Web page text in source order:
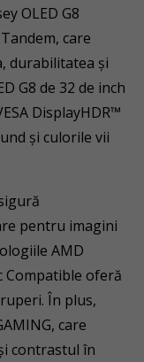
OLED G8
care
durabilitatea și
G8 de 32 de inch
DisplayHDR™
și culorile vii
pentru imagini
AMD
Compatible oferă
În plus,
care
contrastul în